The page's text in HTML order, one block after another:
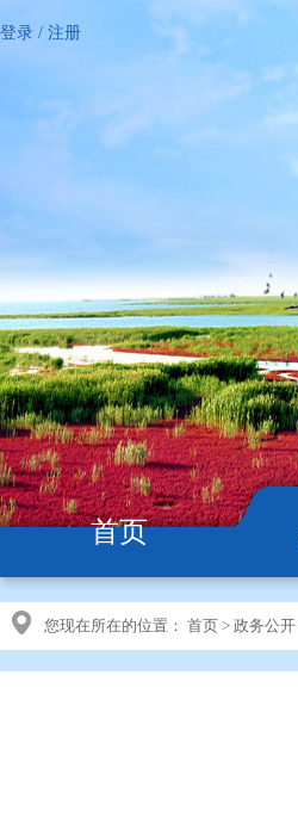
登录 / 注册
首页
您现在所在的位置： 首页 > 政务公开